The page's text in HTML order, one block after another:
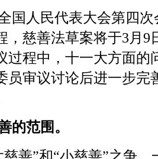
国人民代表大会第四
，慈善法草案将于3月9
过程中，十一大方面的
员审议讨论后进一步完
的范围。